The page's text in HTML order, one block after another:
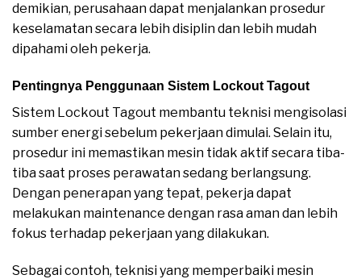
demikian, perusahaan dapat menjalankan prosedur
keselamatan secara lebih disiplin dan lebih mudah
dipahami oleh pekerja.
Pentingnya Penggunaan Sistem Lockout Tagout
Sistem Lockout Tagout membantu teknisi mengisolasi
sumber energi sebelum pekerjaan dimulai. Selain itu,
prosedur ini memastikan mesin tidak aktif secara tiba-
tiba saat proses perawatan sedang berlangsung.
Dengan penerapan yang tepat, pekerja dapat
melakukan maintenance dengan rasa aman dan lebih
fokus terhadap pekerjaan yang dilakukan.
Sebagai contoh, teknisi yang memperbaiki mesin